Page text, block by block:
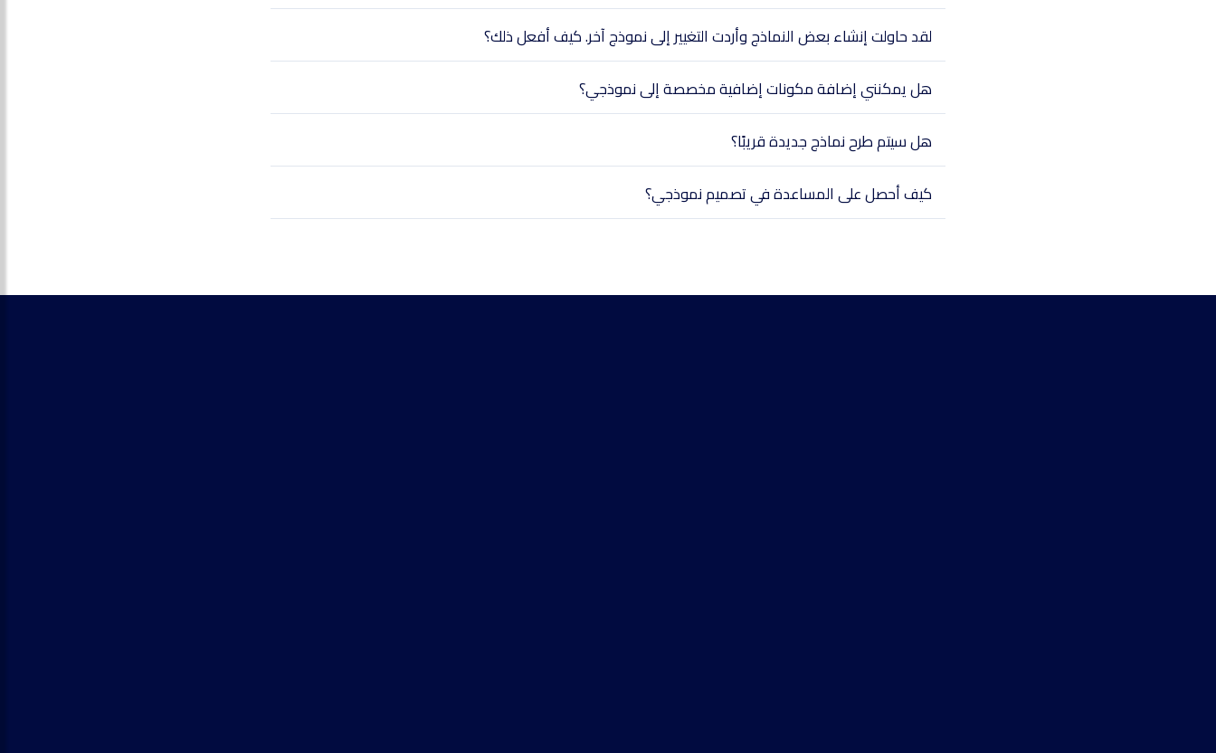
لقد حاولت إنشاء بعض النماذج وأردت التغيير إلى نموذج آخر. كيف أفعل ذلك؟
هل يمكنني إضافة مكونات إضافية مخصصة إلى نموذجي؟
هل سيتم طرح نماذج جديدة قريبًا؟
كيف أحصل على المساعدة في تصميم نموذجي؟